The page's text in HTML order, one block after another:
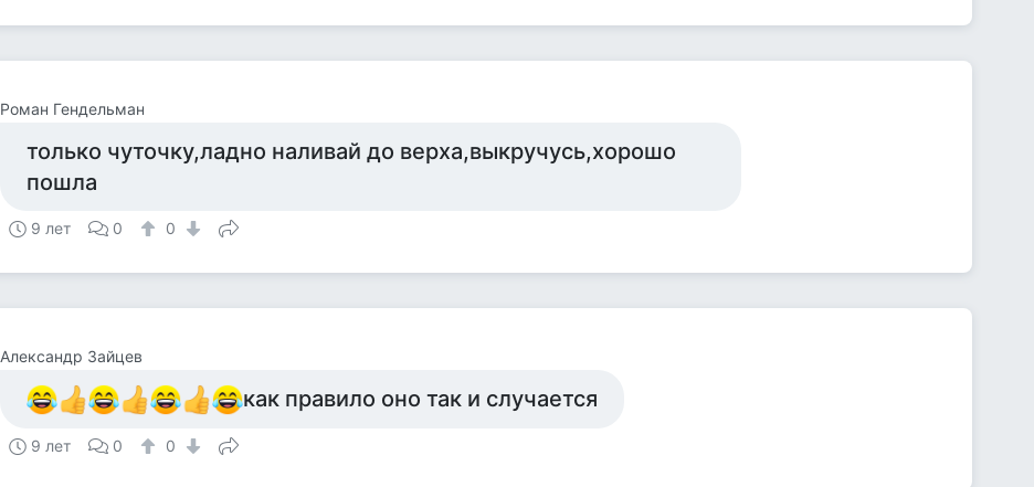
Роман Гендельман
только чуточку,ладно наливай до верха,выкручусь,хорошо
пошла
9 лет 0 0
Александр Зайцев
как правило оно так и случается
9 лет 0 0